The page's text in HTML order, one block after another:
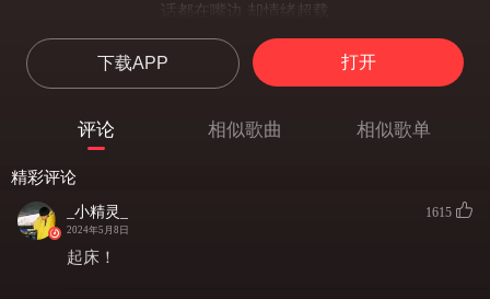
话都在嘴边 却情绪超载
Can i sing you a song 我没法 交代
我是个敏感多疑的胆小鬼
What about other time
叶老师爱讲道理 偶尔也会拆你台
Sorry babe i can't give u what u want ahh
下载APP 打开
评论 相似歌曲 相似歌单
精彩评论
_小精灵_
2024年5月8日
1615
起床！